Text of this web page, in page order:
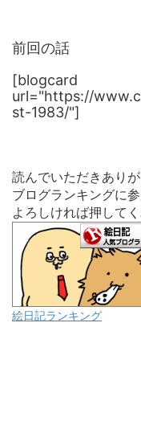
前回の話
[blogcard
url="https://
st-1983/"]
読んでいただきあり
ブログランキングに参
よろしければ押して
絵日記ランキング